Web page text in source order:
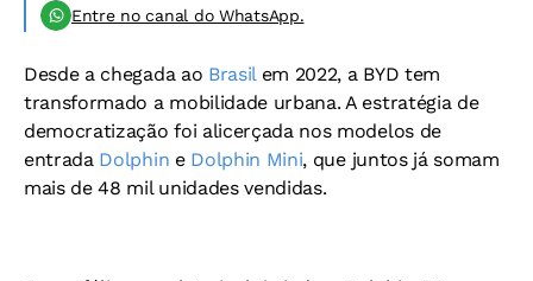
Entre no canal do WhatsApp.
Desde a chegada ao Brasil em 2022, a BYD tem
transformado a mobilidade urbana. A estratégia de
democratização foi alicerçada nos modelos de
entrada Dolphin e Dolphin Mini, que juntos já somam
mais de 48 mil unidades vendidas.